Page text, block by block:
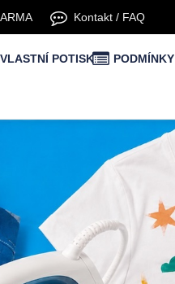
Kontakt / FAQ
VLASTNÍ POTISK PODMÍNKY